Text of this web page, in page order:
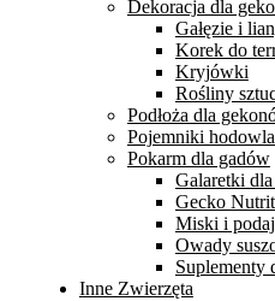
Dekoracja dla
Gałęzie i
Korek do
Kryjówki
Rośliny
Podłoża dla
Pojemniki
Pokarm dla gadów
Galaretki
Gecko
Miski i
Owady
Suplementy
Inne Zwierzęta